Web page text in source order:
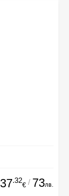
37.32
€ / 73лв.